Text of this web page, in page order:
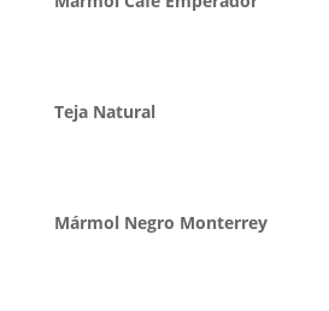
Teja Natural
Mármol Negro Monterrey